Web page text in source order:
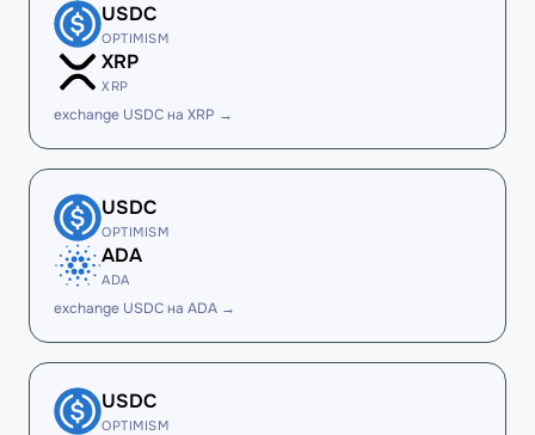
USDC
OPTIMISM
XRP
XRP
exchange USDC на XRP →
USDC
OPTIMISM
ADA
ADA
exchange USDC на ADA →
USDC
OPTIMISM